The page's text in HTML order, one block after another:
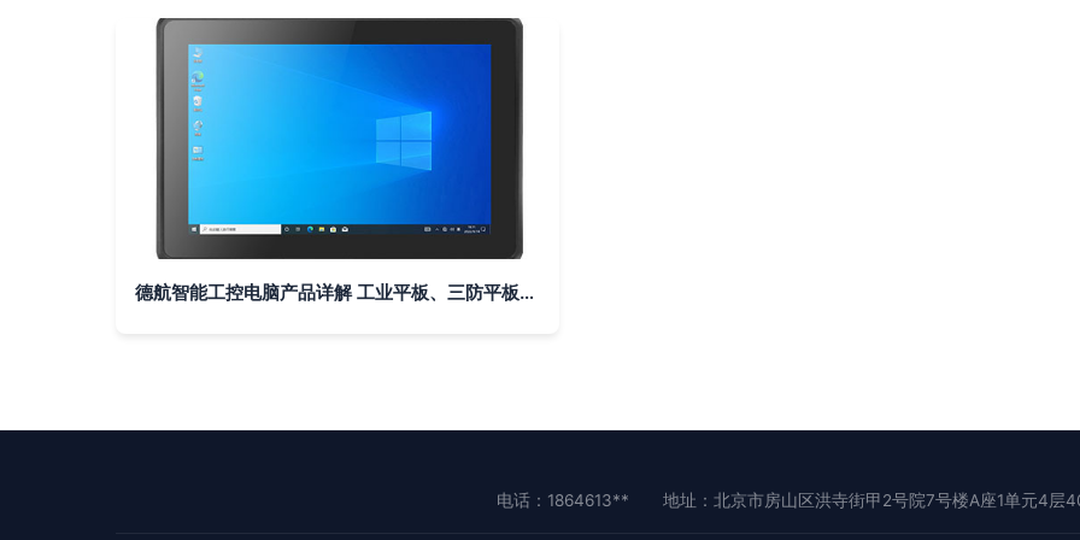
德航智能工控电脑产品详解 工业平板、三防平板与加固平板的创新融合
电话：1864613** 地址：北京市房山区洪寺街甲2号院7号楼A座1单元4层